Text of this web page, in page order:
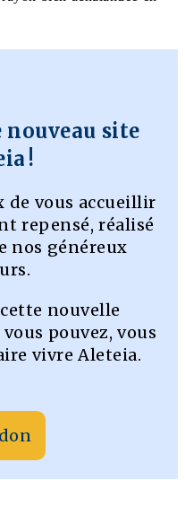
nouveau site
!
de vous accueillir
repensé, réalisé
nos généreux
nouvelle
pouvez, vous
vivre Aleteia.